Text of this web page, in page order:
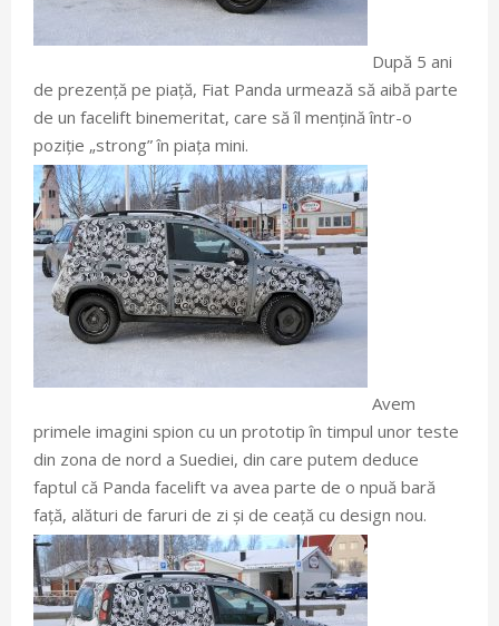
După 5 ani
de prezență pe piață, Fiat Panda urmează să aibă parte
de un facelift binemeritat, care să îl mențină într-o
poziție „strong” în piața mini.
Avem
primele imagini spion cu un prototip în timpul unor teste
din zona de nord a Suediei, din care putem deduce
faptul că Panda facelift va avea parte de o npuă bară
față, alături de faruri de zi și de ceață cu design nou.